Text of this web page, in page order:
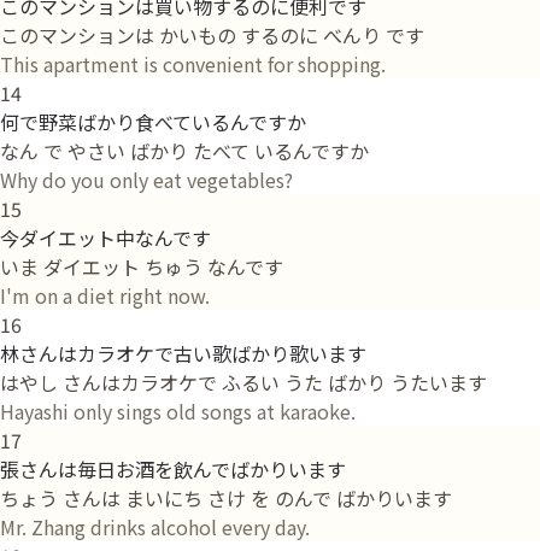
このマンションは買い物するのに便利です
このマンションは かいもの するのに べんり です
This apartment is convenient for shopping.
14
何で野菜ばかり食べているんですか
なん で やさい ばかり たべて いるんですか
Why do you only eat vegetables?
15
今ダイエット中なんです
いま ダイエット ちゅう なんです
I'm on a diet right now.
16
林さんはカラオケで古い歌ばかり歌います
はやし さんはカラオケで ふるい うた ばかり うたいます
Hayashi only sings old songs at karaoke.
17
張さんは毎日お酒を飲んでばかりいます
ちょう さんは まいにち さけ を のんで ばかりいます
Mr. Zhang drinks alcohol every day.